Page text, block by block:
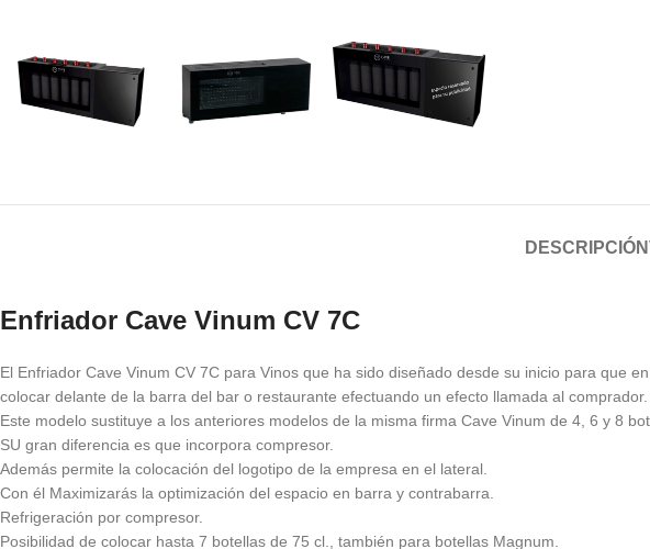
DESCRIPCIÓN
Enfriador Cave Vinum CV 7C
El Enfriador Cave Vinum CV 7C para Vinos que ha sido diseñado desde su inicio para que
colocar delante de la barra del bar o restaurante efectuando un efecto llamada al comprador.
Este modelo sustituye a los anteriores modelos de la misma firma Cave Vinum de 4, 6 y 8
SU gran diferencia es que incorpora compresor.
Además permite la colocación del logotipo de la empresa en el lateral.
Con él Maximizarás la optimización del espacio en barra y contrabarra.
Refrigeración por compresor.
Posibilidad de colocar hasta 7 botellas de 75 cl., también para botellas Magnum.